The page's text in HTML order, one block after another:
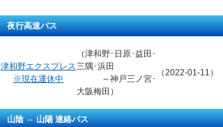
夜行高速バス
津和野エクスプレス
※現在運休中
（津和野･日原･益田･
三隅･浜田
～神戸三ノ宮･
大阪梅田）
（2022-01-11）
山陰 ⇔ 山陽 連絡バス